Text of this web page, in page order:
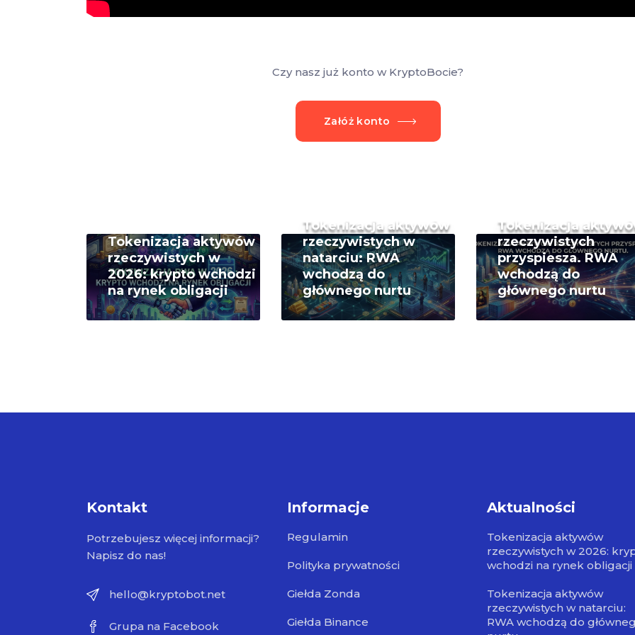
Czy nasz już konto w KryptoBocie?
Załóż konto
Tokenizacja aktywów
rzeczywistych w
2026: krypto wchodzi
na rynek obligacji
Tokenizacja aktywów
rzeczywistych w
natarciu: RWA
wchodzą do
głównego nurtu
Tokenizacja
rzeczywistych
przyspiesza. RWA
wchodzą do
głównego nurtu
Kontakt
Potrzebujesz więcej informacji?
Napisz do nas!
hello@kryptobot.net
Grupa na Facebook
Informacje
Regulamin
Polityka prywatności
Giełda Zonda
Giełda Binance
Aktualności
Tokenizacja aktywów
rzeczywistych w 2026:
wchodzi na rynek obligacji
Tokenizacja aktywów
rzeczywistych w natarciu:
RWA wchodzą do